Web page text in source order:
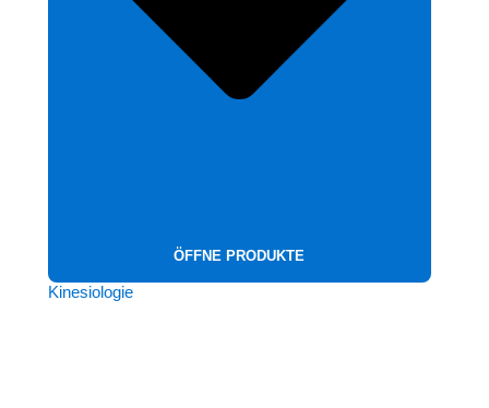
ÖFFNE PRODUKTE
Kinesiologie